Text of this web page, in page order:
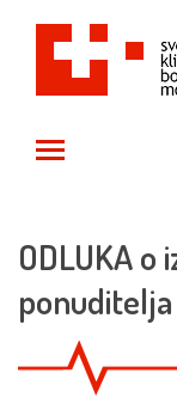
ODLUKA
ponuditelja